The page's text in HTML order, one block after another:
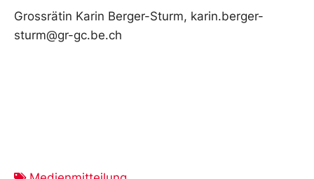
Grossrätin Karin Berger-Sturm, karin.berger-
sturm@gr-gc.be.ch